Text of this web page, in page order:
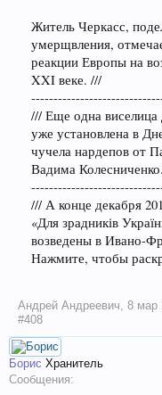
Житель Черкасс,
умерщвления,
реакции Европы на
XXI веке. ///
/// Еще одна
уже установлена в
чучела нардепов от
Вадима
/// А конце декабря
«Для зрадників
возведены в Ивано-
Нажмите, чтобы
Андрей Андреевич 8 мар
#408
Борис Хранитель
Сообщения: